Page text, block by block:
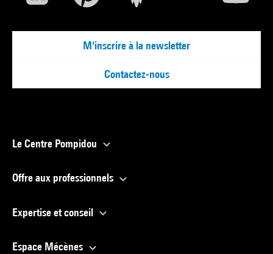
M'inscrire à la newsletter
Contactez-nous
Le Centre Pompidou
Offre aux professionnels
Expertise et conseil
Espace Mécènes